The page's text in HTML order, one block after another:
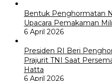
Bentuk Penghormatan
Upacara Pemakaman
6 April 2026
Presiden RI Beri
Prajurit TNI Saat
Hatta
6 April 2026